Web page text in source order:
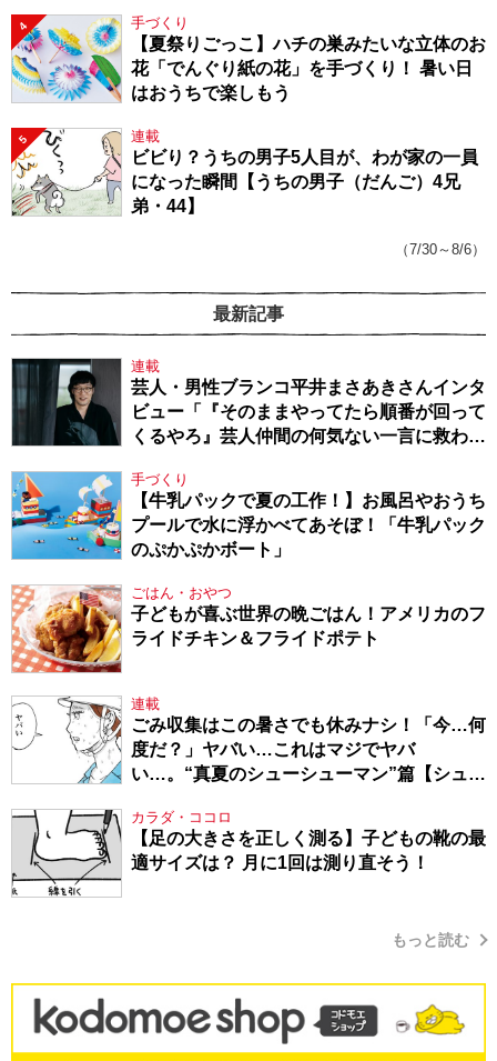
4 手づくり
【夏祭りごっこ】ハチの巣みたいな立体のお
花「でんぐり紙の花」を手づくり！ 暑い日
はおうちで楽しもう
5 連載
ビビり？うちの男子5人目が、わが家の一員
になった瞬間【うちの男子（だんご）4兄
弟・44】
（7/30～8/6）
最新記事
連載
芸人・男性ブランコ平井まさあきさんインタ
ビュー「『そのままやってたら順番が回って
くるやろ』芸人仲間の何気ない一言に救われ
手づくり
【牛乳パックで夏の工作！】お風呂やおうち
プールで水に浮かべてあそぼ！「牛乳パック
のぷかぷかボート」
ごはん・おやつ
子どもが喜ぶ世界の晩ごはん！アメリカのフ
ライドチキン＆フライドポテト
連載
ごみ収集はこの暑さでも休みナシ！「今…何
度だ？」ヤバい…これはマジでヤバ
い…。“真夏のシューシューマン”篇【シュー
カラダ・ココロ
【足の大きさを正しく測る】子どもの靴の最
適サイズは？ 月に1回は測り直そう！
もっと読む